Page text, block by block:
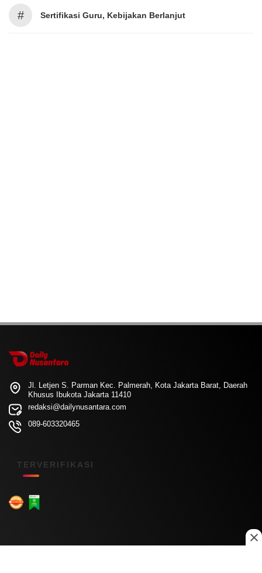
# Sertifikasi Guru, Kebijakan Berlanjut
Jl. Letjen S. Parman Kec. Palmerah, Kota Jakarta Barat, Daerah
Khusus Ibukota Jakarta 11410
redaksi@dailynusantara.com
089-603320465
TERVERIFIKASI